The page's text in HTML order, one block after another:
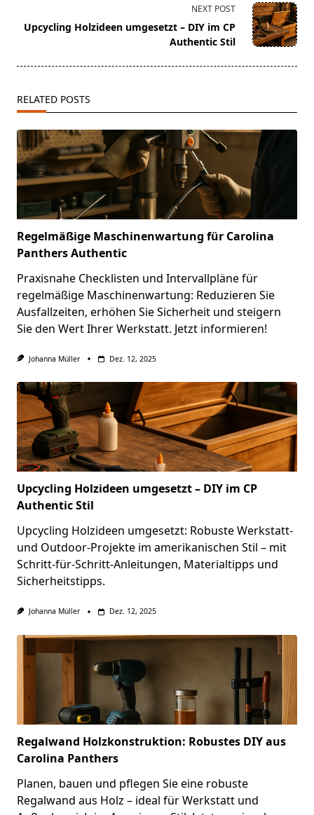
reader-
NEXT POST
Upcycling Holzideen umgesetzt – DIY im CP
Authentic Stil
RELATED POSTS
Regelmäßige Maschinenwartung für Carolina
Panthers Authentic
Praxisnahe Checklisten und Intervallpläne für
regelmäßige Maschinenwartung: Reduzieren Sie
Ausfallzeiten, erhöhen Sie Sicherheit und steigern
Sie den Wert Ihrer Werkstatt. Jetzt informieren!
Johanna Müller Dez. 12, 2025
Upcycling Holzideen umgesetzt – DIY im CP
Authentic Stil
Upcycling Holzideen umgesetzt: Robuste Werkstatt-
und Outdoor-Projekte im amerikanischen Stil – mit
Schritt-für-Schritt-Anleitungen, Materialtipps und
Sicherheitstipps.
Johanna Müller Dez. 12, 2025
Regalwand Holzkonstruktion: Robustes DIY aus
Carolina Panthers
Planen, bauen und pflegen Sie eine robuste
Regalwand aus Holz – ideal für Werkstatt und